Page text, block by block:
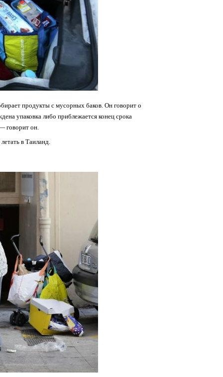
продукты с мусорных баков. Он говорит о
упаковка либо приблежается конец срока
говорит он.
в Таиланд.